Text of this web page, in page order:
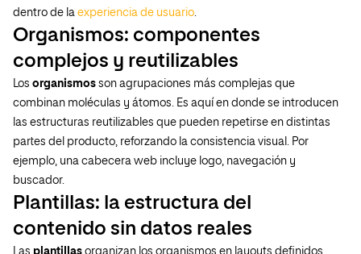
dentro de la experiencia de usuario.
Organismos: componentes
complejos y reutilizables
Los organismos son agrupaciones más complejas que
combinan moléculas y átomos. Es aquí en donde se introducen
las estructuras reutilizables que pueden repetirse en distintas
partes del producto, reforzando la consistencia visual. Por
ejemplo, una cabecera web incluye logo, navegación y
buscador.
Plantillas: la estructura del
contenido sin datos reales
Las plantillas organizan los organismos en layouts definidos,